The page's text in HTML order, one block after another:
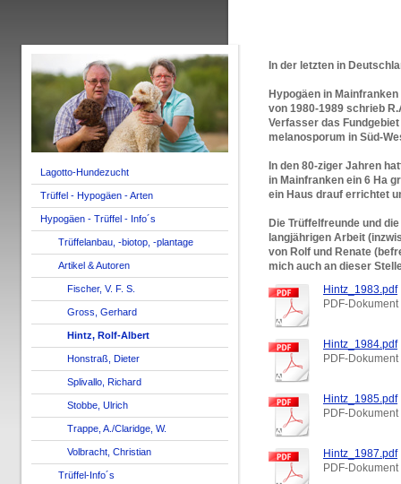
Lagotto-Hundezucht
Trüffel - Hypogäen - Arten
Hypogäen - Trüffel - Info´s
Trüffelanbau, -biotop, -plantage
Artikel & Autoren
Fischer, V. F. S.
Gross, Gerhard
Hintz, Rolf-Albert
Honstraß, Dieter
Splivallo, Richard
Stobbe, Ulrich
Trappe, A./Claridge, W.
Volbracht, Christian
Trüffel-Info´s
In der letzten in
Hypogäen in
von 1980-1989 schrieb
Verfasser das
melanosporum in Süd-
In den 80-ziger Jahren
in Mainfranken ein 6 Ha
ein Haus drauf errichtet
Die Trüffelfreunde und
langjährigen Arbeit
von Rolf und Renate
mich auch an dieser
Hintz_1983.pdf
PDF-Dokument
Hintz_1984.pdf
PDF-Dokument
Hintz_1985.pdf
PDF-Dokument
Hintz_1987.pdf
PDF-